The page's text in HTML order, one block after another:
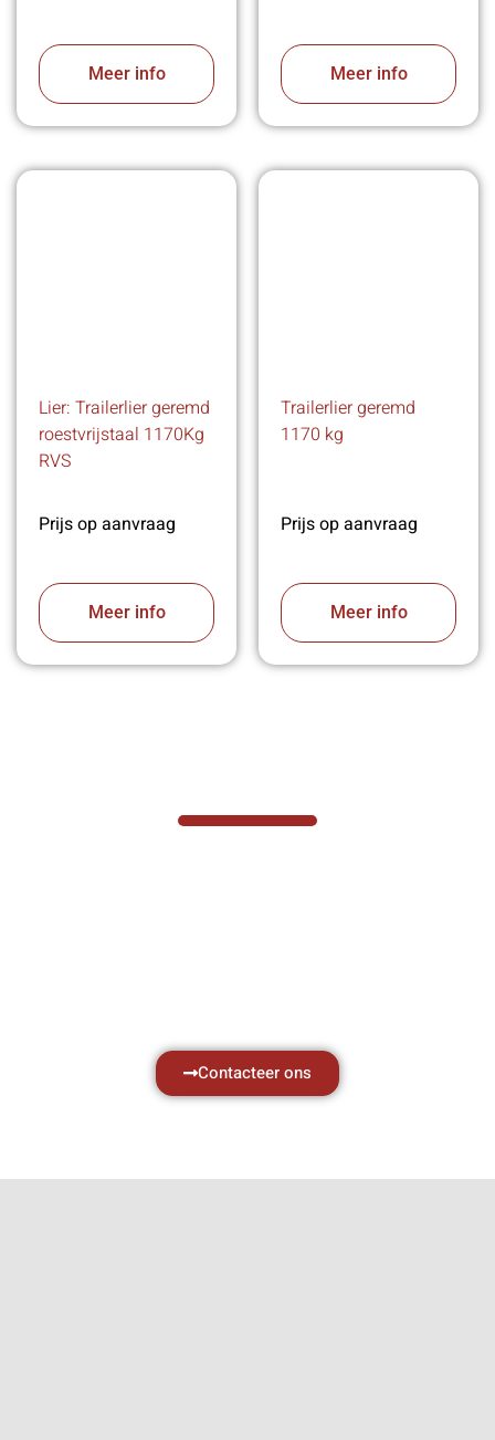
Meer info Meer info
Lier: Trailerlier geremd
roestvrijstaal 1170Kg
RVS
Prijs op aanvraag
Meer info
Trailerlier geremd
1170 kg
Prijs op aanvraag
Meer info
Contacteer ons